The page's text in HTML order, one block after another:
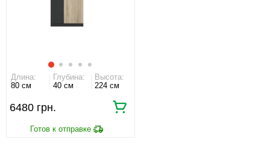
Длина:
80 см
Глубина:
40 см
Высота:
224 см
6480 грн.